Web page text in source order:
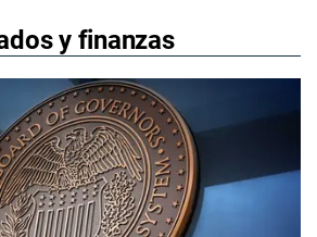
y finanzas